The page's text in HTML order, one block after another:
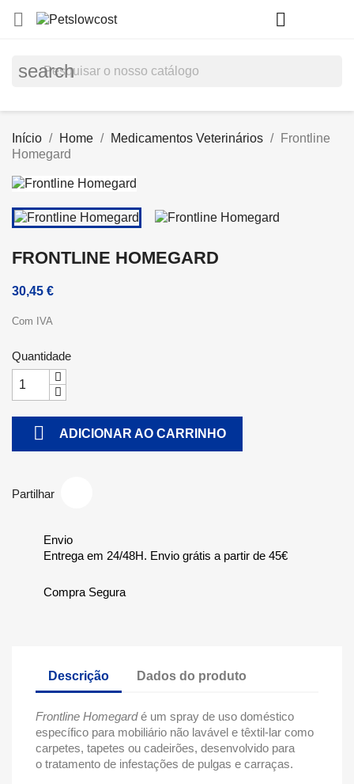
 
search
Início Home Medicamentos Veterinários
Frontline
Homegard
FRONTLINE HOMEGARD
30,45 €
Com IVA
Quantidade
 ADICIONAR AO CARRINHO
Partilhar
Envio
Entrega em 24/48H. Envio grátis a partir de 45€
Compra Segura
Descrição Dados do produto
Frontline Homegardé um spray de uso doméstico
específico para mobiliário não lavável e têxtil-lar como
carpetes, tapetes ou cadeirões, desenvolvido para
o tratamento de infestações de pulgas e carraças.